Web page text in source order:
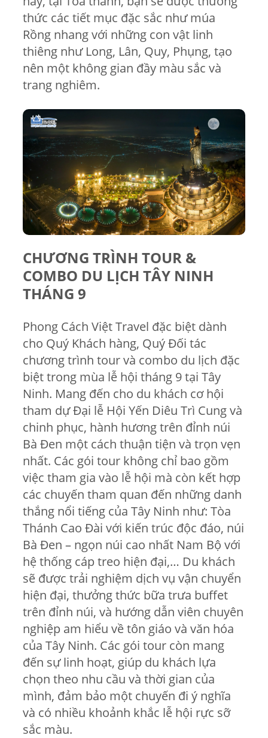
thức các tiết mục đặc sắc như múa
Rồng nhang với những con vật linh
thiêng như Long, Lân, Quy, Phụng, tạo
nên một không gian đầy màu sắc và
trang nghiêm.
CHƯƠNG TRÌNH TOUR &
COMBO DU LỊCH TÂY NINH
THÁNG 9
Phong Cách Việt Travel đặc biệt dành
cho Quý Khách hàng, Quý Đối tác
chương trình tour và combo du lịch đặc
biệt trong mùa lễ hội tháng 9 tại Tây
Ninh. Mang đến cho du khách cơ hội
tham dự Đại lễ Hội Yến Diêu Trì Cung và
chinh phục, hành hương trên đỉnh núi
Bà Đen một cách thuận tiện và trọn vẹn
nhất. Các gói tour không chỉ bao gồm
việc tham gia vào lễ hội mà còn kết hợp
các chuyến tham quan đến những danh
thắng nổi tiếng của Tây Ninh như: Tòa
Thánh Cao Đài với kiến trúc độc đáo, núi
Bà Đen – ngọn núi cao nhất Nam Bộ với
hệ thống cáp treo hiện đại,… Du khách
sẽ được trải nghiệm dịch vụ vận chuyển
hiện đại, thưởng thức bữa trưa buffet
trên đỉnh núi, và hướng dẫn viên chuyên
nghiệp am hiểu về tôn giáo và văn hóa
của Tây Ninh. Các gói tour còn mang
đến sự linh hoạt, giúp du khách lựa
chọn theo nhu cầu và thời gian của
mình, đảm bảo một chuyến đi ý nghĩa
và có nhiều khoảnh khắc lễ hội rực sỡ
sắc màu.